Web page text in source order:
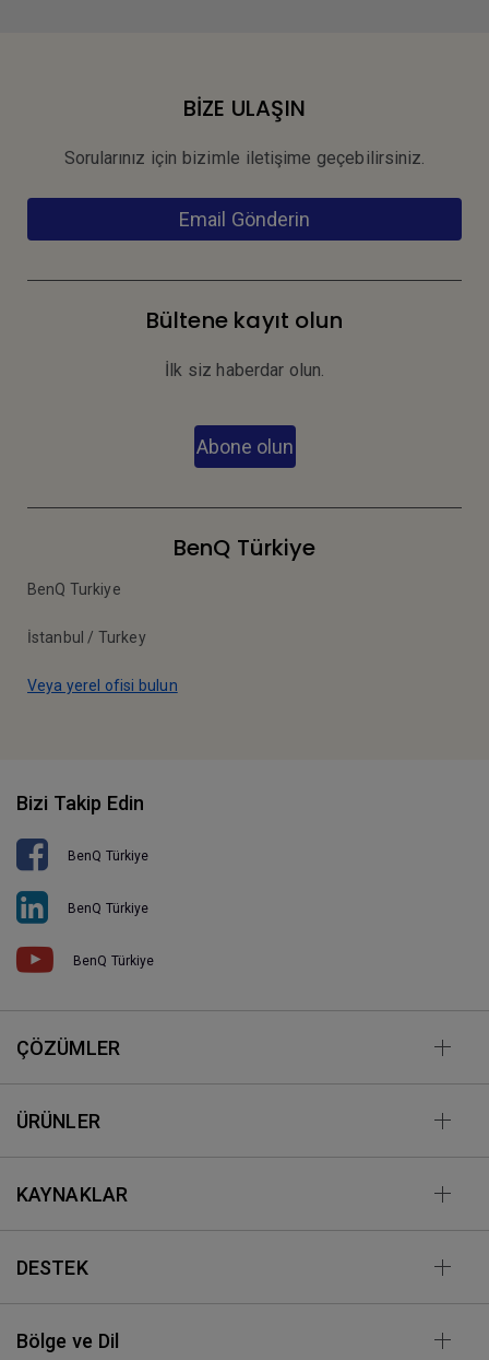
BİZE ULAŞIN
Sorularınız için bizimle iletişime geçebilirsiniz.
Email Gönderin
Bültene kayıt olun
İlk siz haberdar olun.
Abone olun
BenQ Türkiye
BenQ Turkiye
İstanbul / Turkey
Veya yerel ofisi bulun
Bizi Takip Edin
BenQ Türkiye
BenQ Türkiye
BenQ Türkiye
ÇÖZÜMLER
ÜRÜNLER
KAYNAKLAR
DESTEK
Bölge ve Dil